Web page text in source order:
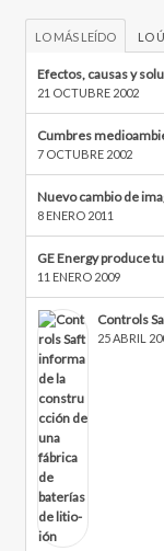
LO MÁS LEÍDO LO
Efectos, causas y
21 OCTUBRE 2002
Cumbres
7 OCTUBRE 2002
Nuevo cambio de
8 ENERO 2011
GE Energy produce
11 ENERO 2009
Controls
25 ABRIL